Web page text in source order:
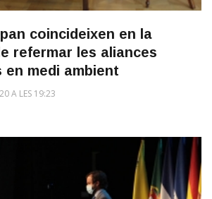
coincideixen en la
refermar les aliances
medi ambient
A LES 19:23